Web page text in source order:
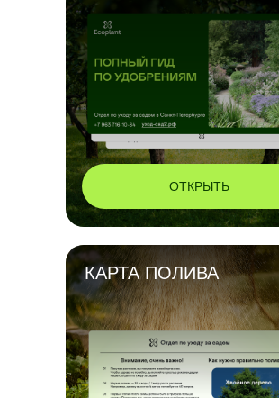
ОТКРЫТЬ
КАРТА ПОЛИВА